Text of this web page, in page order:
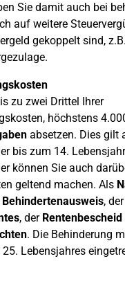
Sie damit auch bei
auf weitere
gekoppelt sind,
zu zwei Drittel Ihrer
höchstens
absetzen. Dies gilt
bis zum 14.
können Sie auch
geltend machen. Als
Behindertenausweis, der
, der Rentenbescheid
. Die Behinderung
Lebensjahres